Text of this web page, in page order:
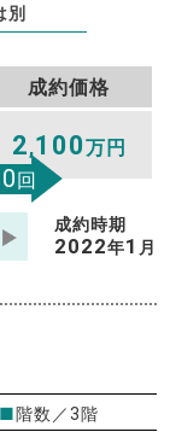
別
成約価格
2,100万円
0回
成約時期
2022年1 月
■階数／3階